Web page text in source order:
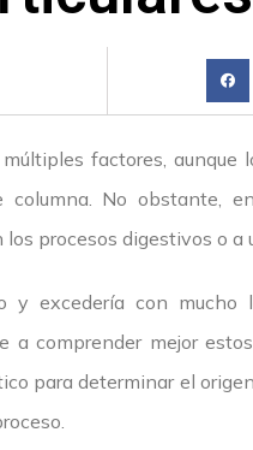
factores,
No obstante,
procesos digestivos o a
y excedería con mucho
a comprender mejor
para determinar el